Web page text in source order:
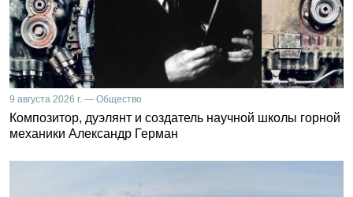
9 августа 2026 г. — Общество
Композитор, дуэлянт и создатель научной школы горной
механики Александр Герман